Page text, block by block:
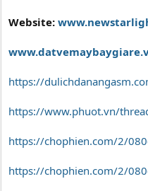
Website:
https://
https://www.phuot.vn/
https://chophien.com/2/
https://chophien.com/2/